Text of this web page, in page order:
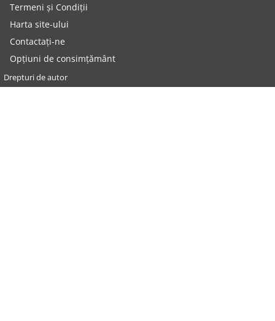
Termeni și Condiții
Harta site-ului
Contactați-ne
Opțiuni de consimțământ
Drepturi de autor